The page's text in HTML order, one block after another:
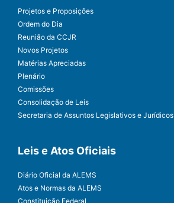
Projetos e Proposições
Ordem do Dia
Reunião da CCJR
Novos Projetos
Matérias Apreciadas
Plenário
Comissões
Consolidação de Leis
Secretaria de Assuntos Legislativos e Jurídicos
Leis e Atos Oficiais
Diário Oficial da ALEMS
Atos e Normas da ALEMS
Constituição Federal